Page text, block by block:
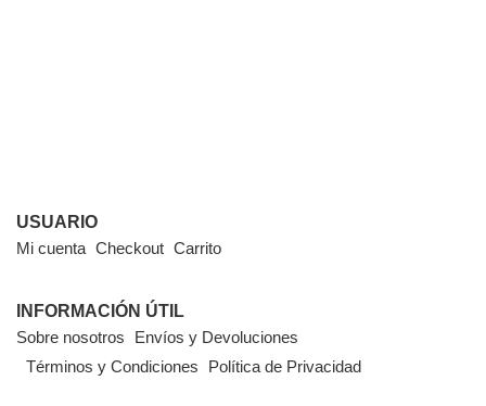
USUARIO
Mi cuenta Checkout Carrito
INFORMACIÓN ÚTIL
Sobre nosotros
Envíos y Devoluciones
Términos y Condiciones
Política de Privacidad